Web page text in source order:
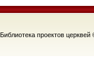
Библиотека проектов церквей